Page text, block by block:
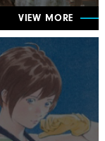
VIEW MORE